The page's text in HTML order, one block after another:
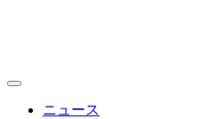
toggle
ニュース